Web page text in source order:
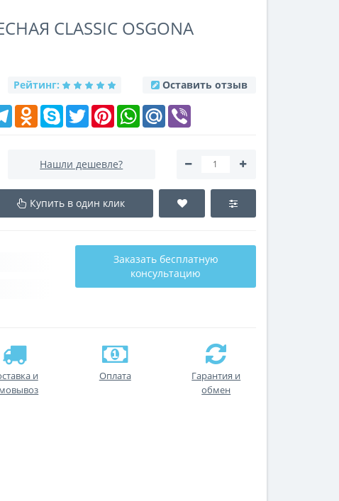
CLASSIC OSGONA
Рейтинг: Оставить отзыв
TelegramOdnoklassniki
Skype Twitter PinterestWhatsAppMail.Ru
Нашли дешевле?
Купить в один клик
Заказать бесплатную
консультацию
и
Оплата
Гарантия и
обмен